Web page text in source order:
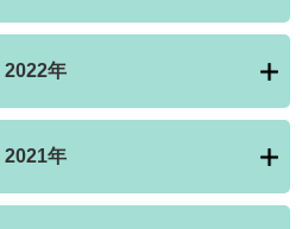
2022年
2021年